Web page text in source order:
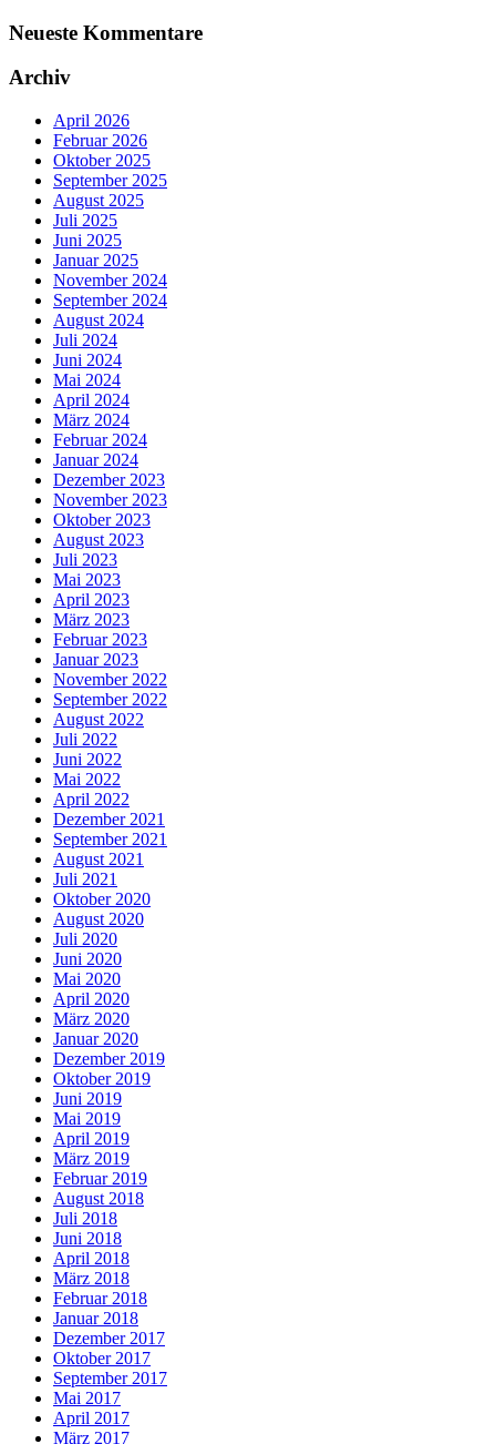
Neueste Kommentare
Archiv
April 2026
Februar 2026
Oktober 2025
September 2025
August 2025
Juli 2025
Juni 2025
Januar 2025
November 2024
September 2024
August 2024
Juli 2024
Juni 2024
Mai 2024
April 2024
März 2024
Februar 2024
Januar 2024
Dezember 2023
November 2023
Oktober 2023
August 2023
Juli 2023
Mai 2023
April 2023
März 2023
Februar 2023
Januar 2023
November 2022
September 2022
August 2022
Juli 2022
Juni 2022
Mai 2022
April 2022
Dezember 2021
September 2021
August 2021
Juli 2021
Oktober 2020
August 2020
Juli 2020
Juni 2020
Mai 2020
April 2020
März 2020
Januar 2020
Dezember 2019
Oktober 2019
Juni 2019
Mai 2019
April 2019
März 2019
Februar 2019
August 2018
Juli 2018
Juni 2018
April 2018
März 2018
Februar 2018
Januar 2018
Dezember 2017
Oktober 2017
September 2017
Mai 2017
April 2017
März 2017